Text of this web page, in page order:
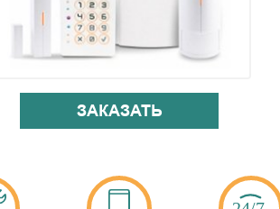
ЗАКАЗАТЬ